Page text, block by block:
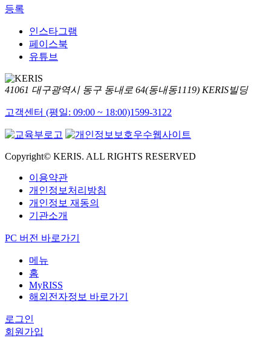
등록
인스타그램
페이스북
유튜브
41061 대구광역시 동구 동내로 64(동내동1119) KERIS빌딩
고객센터 (평일: 09:00 ~ 18:00)1599-3122
Copyright© KERIS. ALL RIGHTS RESERVED
이용약관
개인정보처리방침
개인정보 재동의
기관소개
PC 버전 바로가기
메뉴
홈
MyRISS
해외전자정보 바로가기
로그인
회원가입